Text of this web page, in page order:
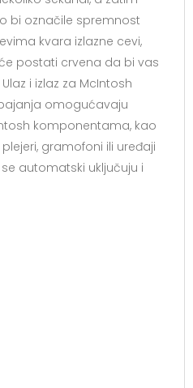
bi označile spremnost
kvara izlazne cevi,
postati crvena da bi vas
i izlaz za McIntosh
omogućavaju
komponentama, kao
gramofoni ili uređaji
automatski uključuju i